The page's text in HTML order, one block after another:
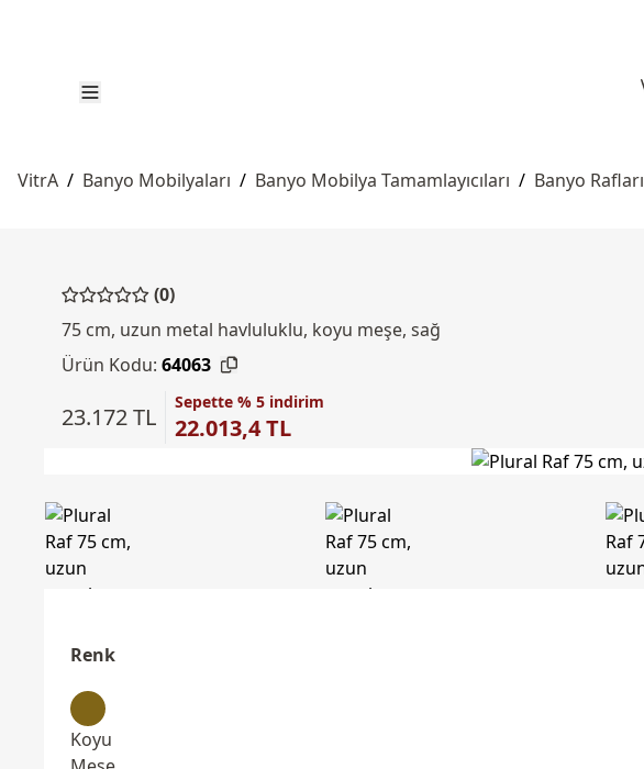
VitrA / Banyo Mobilyaları / Banyo Mobilya Tamamlayıcıları / Banyo Rafları
(0)
75 cm, uzun metal havluluklu, koyu meşe, sağ
Ürün Kodu: 64063
23.172 TL
Sepette % 5 indirim
22.013,4 TL
Renk
Koyu